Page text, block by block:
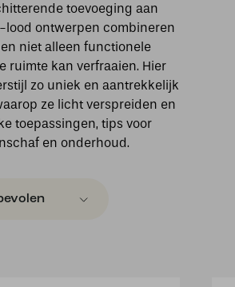
toevoeging aan
ontwerpen combineren
niet alleen functionele
ruimte kan verfraaien. Hier
zo uniek en aantrekkelijk
ze licht verspreiden en
toepassingen, tips voor
en onderhoud.